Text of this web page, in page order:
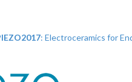
: Electroceramics for